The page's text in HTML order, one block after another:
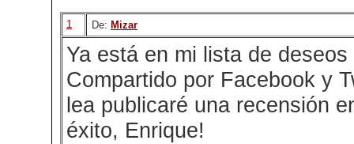
1 De: Mizar
Ya está en mi lista de deseos
Compartido por Facebook y
lea publicaré una recensión
éxito, Enrique!